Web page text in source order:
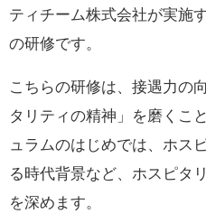
ティチーム株式会社が実施
の研修です。
こちらの研修は、接遇力の
タリティの精神」を磨くこ
ュラムのはじめでは、ホス
る時代背景など、ホスピタ
を深めます。